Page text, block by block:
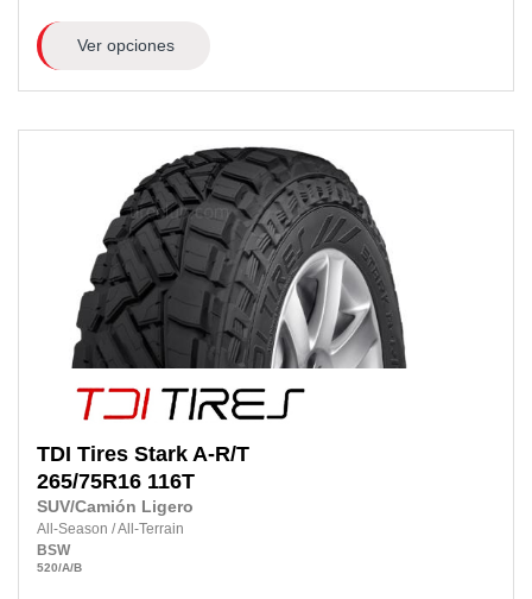
Ver opciones
TDI Tires Stark A-R/T
265/75R16 116T
SUV/Camión Ligero
All-Season /All-Terrain
BSW
520/A/B